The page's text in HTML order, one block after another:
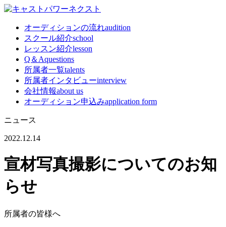
オーディションの流れaudition
スクール紹介school
レッスン紹介lesson
Q＆Aquestions
所属者一覧talents
所属者インタビューinterview
会社情報about us
オーディション申込みapplication form
ニュース
2022.12.14
宣材写真撮影についてのお知
らせ
所属者の皆様へ